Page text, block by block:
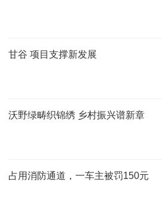
甘谷 项目支撑新发展
沃野绿畴织锦绣 乡村振兴谱新章
占用消防通道，一车主被罚150元